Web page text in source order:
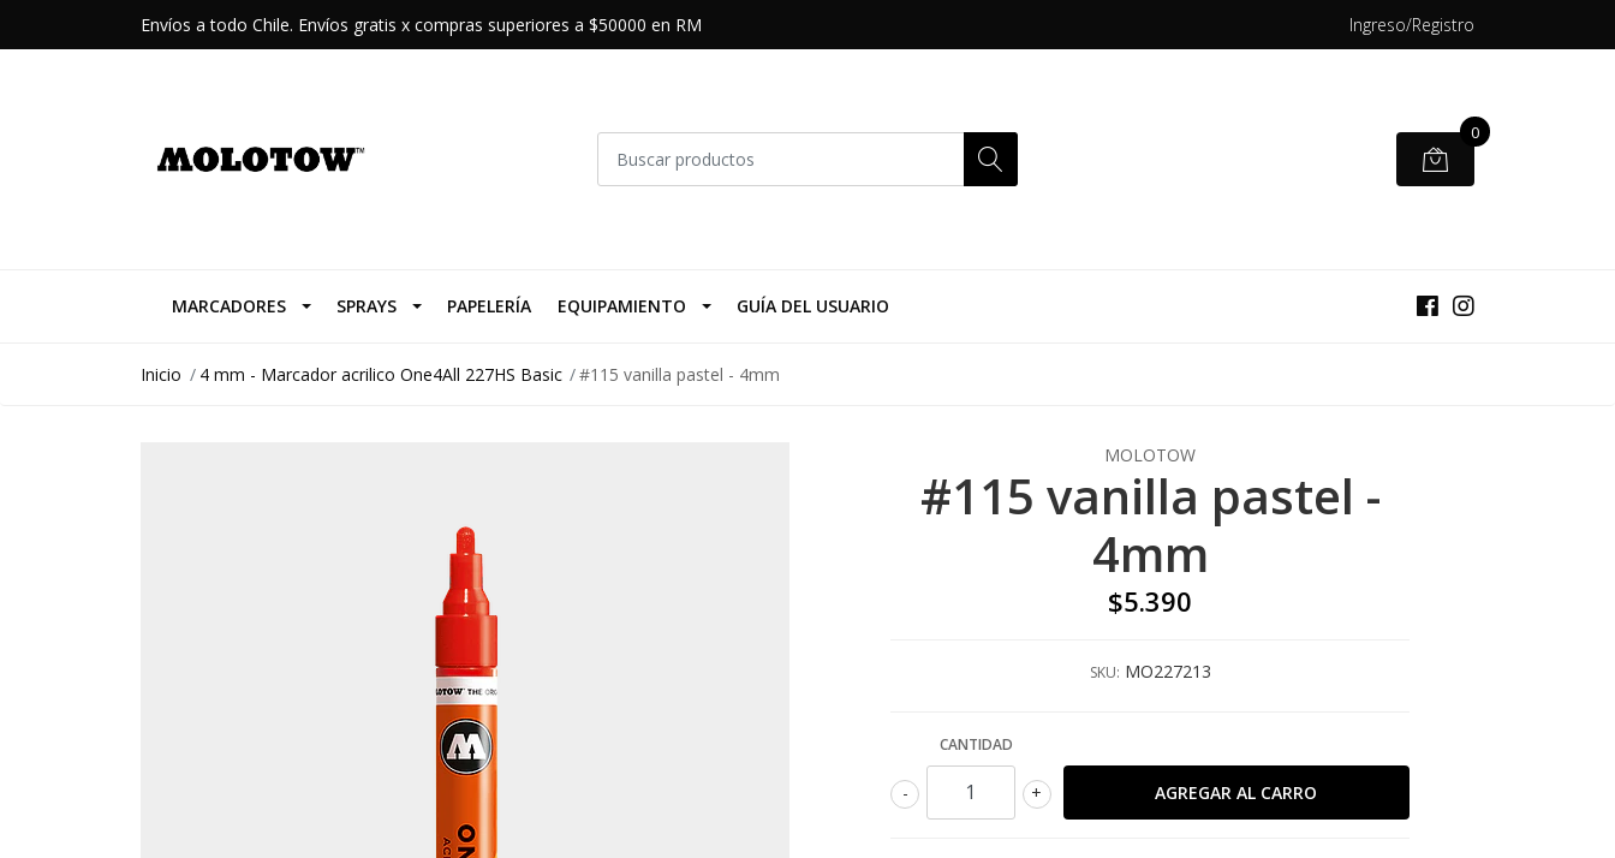
Envíos a todo Chile. Envíos gratis x compras superiores a $50000 en RM Ingreso/Registro
0
MARCADORES SPRAYS PAPELERÍA EQUIPAMIENTO GUÍA DEL USUARIO
Inicio 4 mm - Marcador acrilico One4All 227HS Basic #115 vanilla pastel - 4mm
MOLOTOW
#115 vanilla pastel -
4mm
$5.390
SKU: MO227213
CANTIDAD
+
-